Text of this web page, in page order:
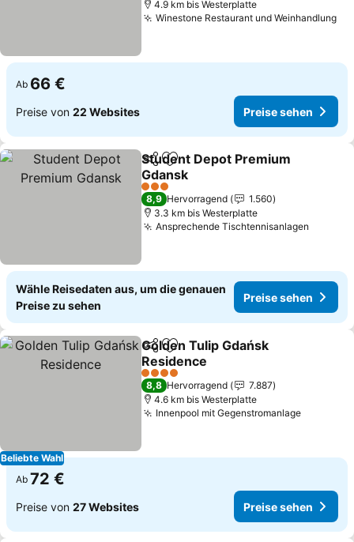
4.9 km bis Westerplatte
Winestone Restaurant und Weinhandlung
Ab 66 €
Preise von 22 Websites Preise sehen
TeilenZu Favoriten hinzufügen
Student Depot Premium
Gdansk
3 Sterne
8,9 Hervorragend
1.560
3.3 km bis Westerplatte
Ansprechende Tischtennisanlagen
Wähle Reisedaten aus, um die genauen
Preise zu sehen
Preise sehen
Beliebte Wahl
TeilenZu Favoriten hinzufügen
Golden Tulip Gdańsk
Residence
4 Sterne
8,8 Hervorragend
7.887
4.6 km bis Westerplatte
Innenpool mit Gegenstromanlage
Ab 72 €
Preise von 27 Websites Preise sehen